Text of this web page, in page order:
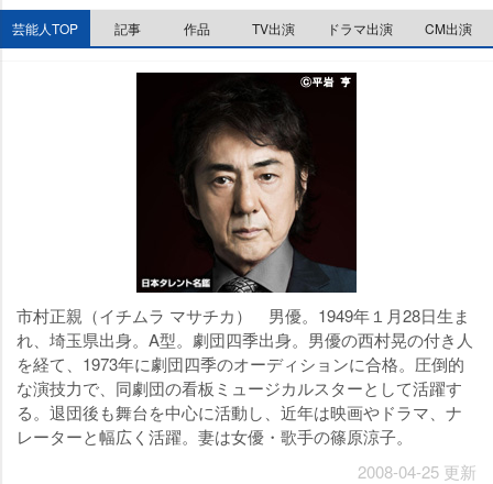
e
芸能人TOP 記事 作品 TV出演 ドラマ出演 CM出演
市村正親（イチムラ マサチカ） 男優。1949年１月28日生ま
れ、埼玉県出身。A型。劇団四季出身。男優の西村晃の付き人
を経て、1973年に劇団四季のオーディションに合格。圧倒的
な演技力で、同劇団の看板ミュージカルスターとして活躍す
る。退団後も舞台を中心に活動し、近年は映画やドラマ、ナ
レーターと幅広く活躍。妻は女優・歌手の篠原涼子。
2008-04-25 更新